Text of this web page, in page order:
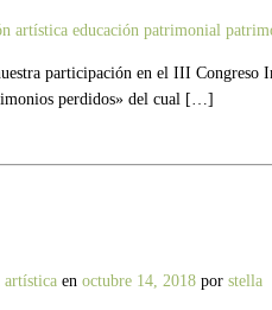
artística educación patrimonial
participación en el III
perdidos» del cual […]
artística en octubre 14, 2018 por stella